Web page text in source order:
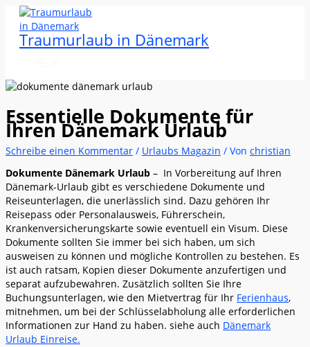
Zum
Inhalt
springen
Traumurlaub in Dänemark
Essentielle Dokumente für
Ihren Dänemark Urlaub
Schreibe einen Kommentar / Urlaubs Magazin / Von christian
Dokumente Dänemark Urlaub – In Vorbereitung auf Ihren
Dänemark-Urlaub gibt es verschiedene Dokumente und
Reiseunterlagen, die unerlässlich sind. Dazu gehören Ihr
Reisepass oder Personalausweis, Führerschein,
Krankenversicherungskarte sowie eventuell ein Visum. Diese
Dokumente sollten Sie immer bei sich haben, um sich
ausweisen zu können und mögliche Kontrollen zu bestehen. Es
ist auch ratsam, Kopien dieser Dokumente anzufertigen und
separat aufzubewahren. Zusätzlich sollten Sie Ihre
Buchungsunterlagen, wie den Mietvertrag für Ihr Ferienhaus,
mitnehmen, um bei der Schlüsselabholung alle erforderlichen
Informationen zur Hand zu haben. siehe auch Dänemark
Urlaub Einreise.